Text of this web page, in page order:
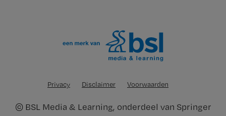
Privacy Disclaimer Voorwaarden
© BSL Media & Learning, onderdeel van Springer